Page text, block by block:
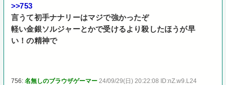
>>753
言うて初手ナナリーはマジで強かったぞ
軽い金銀ソルジャーとかで受けるより殺したほうが早
い！の精神で
756:名無しのブラウザゲーマー 24/09/29(日) 20:22:08 ID:nZ.w9.L24